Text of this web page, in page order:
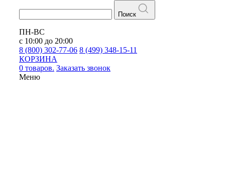
Поиск
ПН-ВС
с 10:00 до 20:00
8 (800) 302-77-06 8 (499) 348-15-11
КОРЗИНА
0 товаров. Заказать звонок
Меню